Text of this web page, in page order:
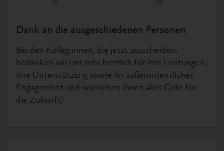
Dank an die ausgeschiedenen Personen
Bei den Kolleg:innen, die jetzt ausscheiden,
bedanken wir uns sehr herzlich für ihre Leistungen,
ihre Unterstützung sowie ihr außerordentliches
Engagement und wünschen ihnen alles Gute für
die Zukunft!